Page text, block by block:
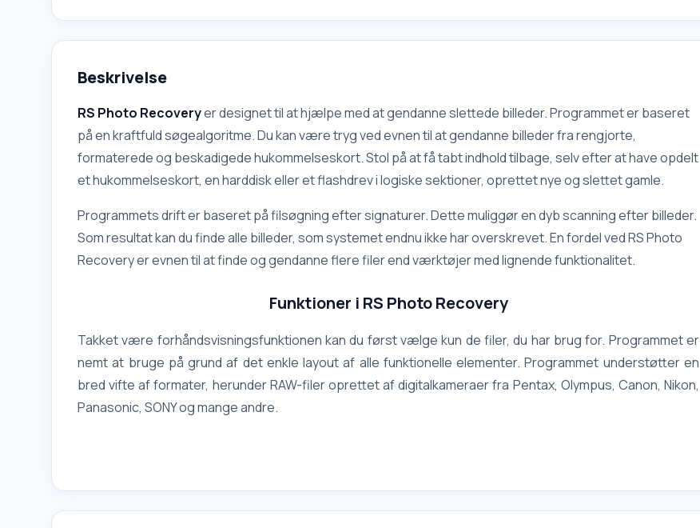
Beskrivelse
RS Photo Recoveryer designet til at hjælpe med at gendanne slettede billeder. Programmet er baseret
på en kraftfuld søgealgoritme. Du kan være tryg ved evnen til at gendanne billeder fra rengjorte,
formaterede og beskadigede hukommelseskort. Stol på at få tabt indhold tilbage, selv efter at have opdelt
et hukommelseskort, en harddisk eller et flashdrev i logiske sektioner, oprettet nye og slettet gamle.
Programmets drift er baseret på filsøgning efter signaturer. Dette muliggør en dyb scanning efter billeder.
Som resultat kan du finde alle billeder, som systemet endnu ikke har overskrevet. En fordel ved RS Photo
Recovery er evnen til at finde og gendanne flere filer end værktøjer med lignende funktionalitet.
Funktioner i RS Photo Recovery
Takket være forhåndsvisningsfunktionen kan du først vælge kun de filer, du har brug for. Programmet er
nemt at bruge på grund af det enkle layout af alle funktionelle elementer. Programmet understøtter en
bred vifte af formater, herunder RAW-filer oprettet af digitalkameraer fra Pentax, Olympus, Canon, Nikon,
Panasonic, SONY og mange andre.